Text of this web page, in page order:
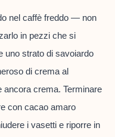
nel caffè freddo — non
in pezzi che si
uno strato di savoiardo
di crema al
ancora crema. Terminare
con cacao amaro
i vasetti e riporre in